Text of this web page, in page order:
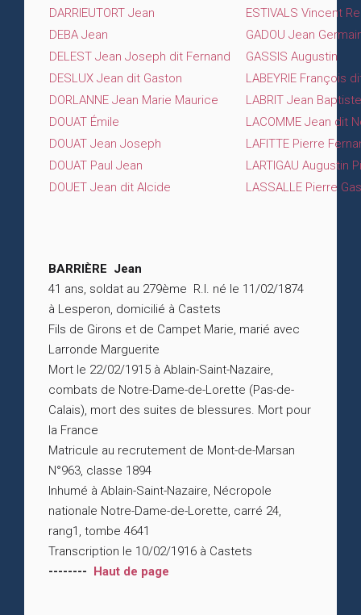
DARRIEUTORT Jean
ESTIVALS Vincent
DEBA Jean
GADOU Jean
DELEST Jean Joseph dit Fernand
GASSIS Augustin
DESLUX Jean dit Gaston
LABEYRIE François
DORLANNE Jean Marie Maurice
LABRIT Jean
DOUAT Émile
LACOMME Jean dit
DOUAT Jean Joseph
LAFITTE Pierre
DOUAT Paul Jean
LARTIGAU Augustin
DOUET Jean dit Alcide
LASSALLE Pierre
BARRIÈRE Jean
41 ans, soldat au 279ème R.I. né le 11/02/1874
à Lesperon, domicilié à Castets
Fils de Girons et de Campet Marie, marié avec
Larronde Marguerite
Mort le 22/02/1915 à Ablain-Saint-Nazaire,
combats de Notre-Dame-de-Lorette (Pas-de-
Calais), mort des suites de blessures. Mort pour
la France
Matricule au recrutement de Mont-de-Marsan
N°963, classe 1894
Inhumé à Ablain-Saint-Nazaire, Nécropole
nationale Notre-Dame-de-Lorette, carré 24,
rang1, tombe 4641
Transcription le 10/02/1916 à Castets
-------- Haut de page